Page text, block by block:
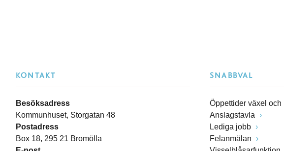
KONTAKT
Besöksadress
Kommunhuset, Storgatan 48
Postadress
Box 18, 295 21 Bromölla
SNABBVAL
Öppettider växel
Anslagstavla
Lediga jobb
Felanmälan